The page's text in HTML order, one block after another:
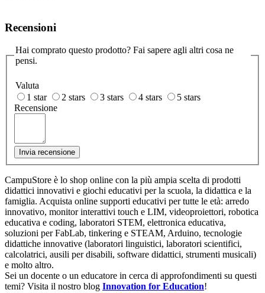
Recensioni
Hai comprato questo prodotto? Fai sapere agli altri cosa ne
pensi.
Valuta
1 star
2 stars 3 stars 4 stars
5 stars
Recensione
Invia recensione
CampuStore è lo shop online con la più ampia scelta di prodotti
didattici innovativi e giochi educativi per la scuola, la didattica e la
famiglia. Acquista online supporti educativi per tutte le età: arredo
innovativo, monitor interattivi touch e LIM, videoproiettori, robotica
educativa e coding, laboratori STEM, elettronica educativa,
soluzioni per FabLab, tinkering e STEAM, Arduino, tecnologie
didattiche innovative (laboratori linguistici, laboratori scientifici,
calcolatrici, ausili per disabili, software didattici, strumenti musicali)
e molto altro.
Sei un docente o un educatore in cerca di approfondimenti su questi
temi? Visita il nostro blog Innovation for Education!